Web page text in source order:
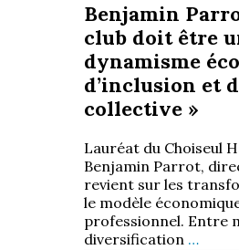
Benjamin
club doit être
dynamisme
d’inclusion et
collective »
Lauréat du Choiseul
Benjamin Parrot,
revient sur les
le modèle
professionnel. Entre
diversification …